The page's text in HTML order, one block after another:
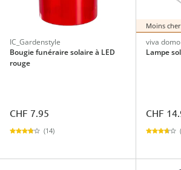
IC_Gardenstyle
Bougie funéraire solaire à LED
rouge
CHF 7.95
(14)
Moins
viva domo
CHF